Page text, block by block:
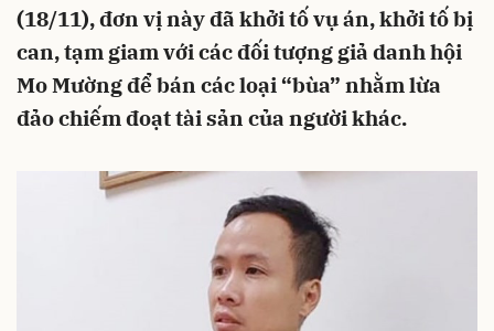
(18/11), đơn vị này đã khởi tố vụ án, khởi tố bị
can, tạm giam với các đối tượng giả danh hội
Mo Mường để bán các loại “bùa” nhằm lừa
đảo chiếm đoạt tài sản của người khác.